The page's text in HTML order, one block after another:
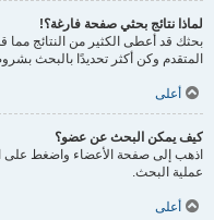
لماذا نتائج بحثي صفحة فارغة؟!
بحثك قد أعطى الكثير من النتائج
المتقدم وكن أكثر تحديدًا بالبحث
أعلى
كيف يمكن البحث عن عضو؟
اذهب إلى صفحة الأعضاء واضغط على
عملية البحث.
أعلى